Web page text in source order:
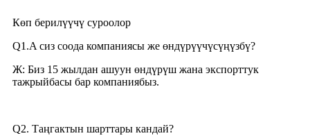
Көп берилүүчү суроолор
Q1.A сиз соода компаниясы же өндүрүүчүсүңүзбү?
Ж: Биз 15 жылдан ашуун өндүрүш жана экспорттук
тажрыйбасы бар компаниябыз.
Q2. Таңгактын шарттары кандай?